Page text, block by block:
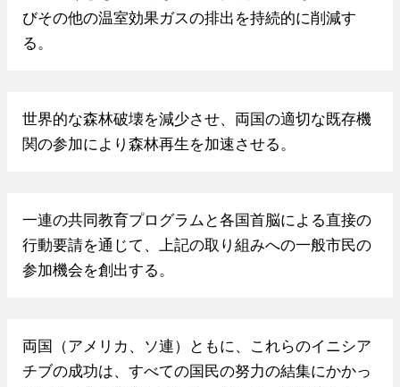
びその他の温室効果ガスの排出を持続的に削減す
る。
世界的な森林破壊を減少させ、両国の適切な既存機
関の参加により森林再生を加速させる。
一連の共同教育プログラムと各国首脳による直接の
行動要請を通じて、上記の取り組みへの一般市民の
参加機会を創出する。
両国（アメリカ、ソ連）ともに、これらのイニシア
チブの成功は、すべての国民の努力の結集にかかっ